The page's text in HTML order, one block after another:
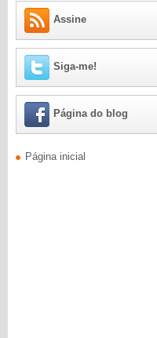
Assine
Siga-me!
Página do blog
Página inicial